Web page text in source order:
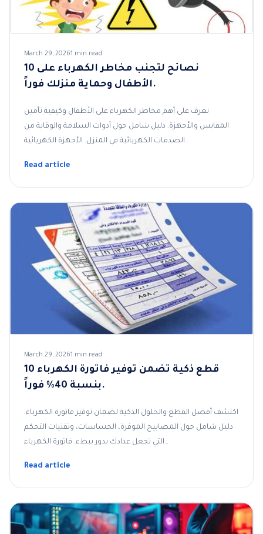
March 29, 20261 min read
10 نصائح لتجنب مخاطر الكهرباء على
الأطفال وحماية منزلك فوراً.
تعرف على أهم مخاطر الكهرباء على الأطفال وكيفية تأمين
المقابس والأجهزة. دليل شامل حول أدوات السلامة والوقاية من
الصدمات الكهربائية في المنزل. الأجهزة الكهربائية…
Read article
March 29, 20261 min read
10 قطع ذكية تضمن توفير فاتورة الكهرباء
بنسبة 40% فوراً.
اكتشف أفضل القطع والحلول الذكية لضمان توفير فاتورة الكهرباء.
دليل شامل حول المصابيح الموفرة، الحساسات، وتقنيات التحكم
التي تجعل عدادك يدور ببطء. فاتورة الكهرباء…
Read article